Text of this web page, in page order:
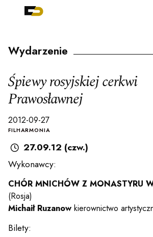
Wydarzenie
Śpiewy rosyjskiej cerkwi
Prawosławnej
2012-09-27
FILHARMONIA
27.09.12 (czw.)
Wykonawcy:
CHÓR MNICHÓW Z MONASTYRU
(Rosja)
Michaił Ruzanow kierownictwo
Bilety: